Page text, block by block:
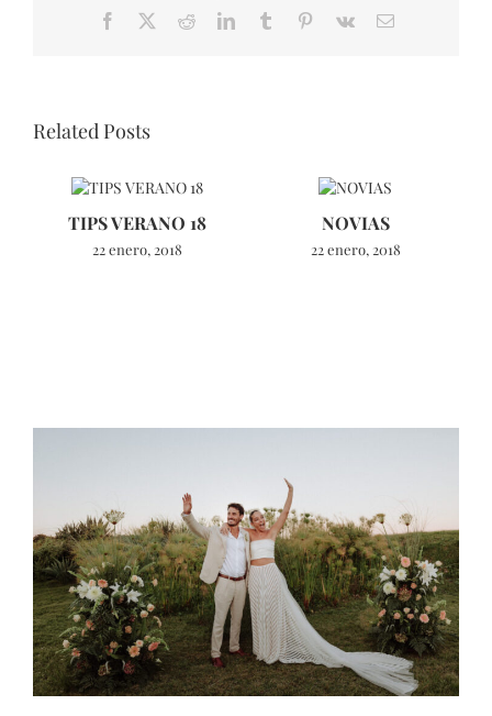
Facebook RedditLinkedInTumblr Pinterest
Vk Email
Related Posts
TIPS VERANO 18
22 enero, 2018
NOVIAS
22 enero, 2018